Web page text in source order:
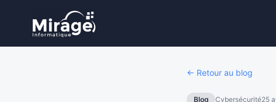
← Retour au blog
Blog Cybersécurité25